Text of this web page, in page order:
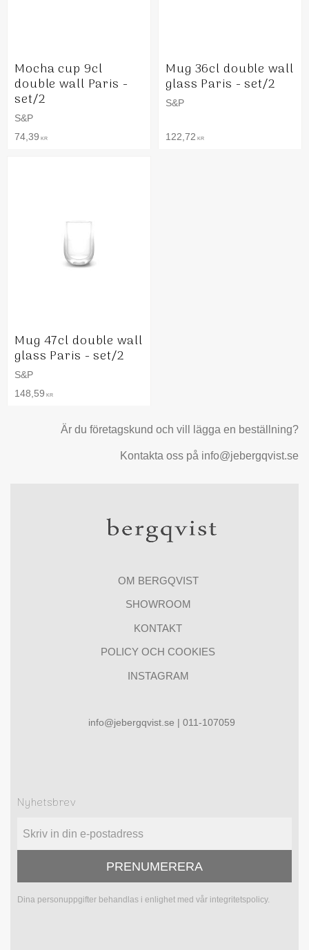
Mocha cup 9cl
double wall Paris -
set/2
S&P
74,39 KR
Mug 36cl double wall
glass Paris - set/2
S&P
122,72 KR
Mug 47cl double wall
glass Paris - set/2
S&P
148,59 KR
Är du företagskund och vill lägga en beställning?
Kontakta oss på info@jebergqvist.se
OM BERGQVIST
SHOWROOM
KONTAKT
POLICY OCH COOKIES
INSTAGRAM
info@jebergqvist.se | 011-107059
Nyhetsbrev
PRENUMERERA
Dina personuppgifter behandlas i enlighet med vår integritetspolicy.